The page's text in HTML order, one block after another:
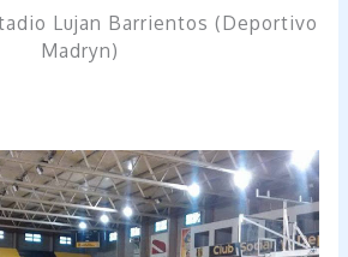
Lujan Barrientos (Deportivo
Madryn)